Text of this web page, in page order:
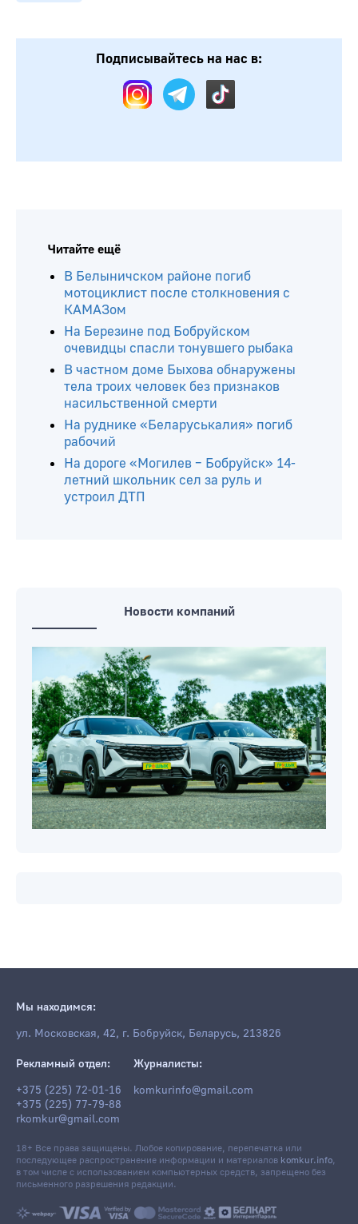
Подписывайтесь на нас в:
Читайте ещё
В Белыничском районе погиб
мотоциклист после столкновения с
КАМАЗом
На Березине под Бобруйском
очевидцы спасли тонувшего рыбака
В частном доме Быхова обнаружены
тела троих человек без признаков
насильственной смерти
На руднике «Беларуськалия» погиб
рабочий
На дороге «Могилев – Бобруйск» 14-
летний школьник сел за руль и
устроил ДТП
Новости компаний
Мы находимся:
ул. Московская, 42, г. Бобруйск, Беларусь, 213826
Рекламный отдел:
+375 (225) 72-01-16
+375 (225) 77-79-88
rkomkur@gmail.com
Журналисты:
komkurinfo@gmail.com
18+ Все права защищены. Любое копирование, перепечатка или
последующее распространение информации и материалов komkur.info,
в том числе с использованием компьютерных средств, запрещено без
письменного разрешения редакции.